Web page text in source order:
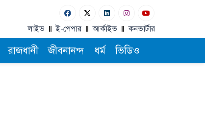
লাইভ ই-পেপার আর্কাইভ কনভার্টার
রাজধানী জীবনানন্দ ধর্ম ভিডিও